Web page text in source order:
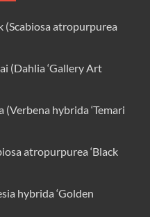
(Scabiosa atropurpurea
(Dahlia ‘Gallery Art
hybrida ‘Temari
atropurpurea ‘Black
hybrida ‘Golden